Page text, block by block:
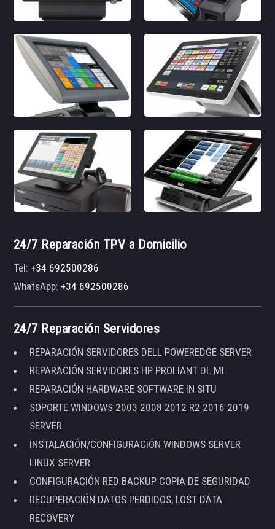
24/7 Reparación TPV a Domicilio
Tel:+34 692500286
WhatsApp:+34 692500286
24/7 Reparación Servidores
REPARACIÓN SERVIDORES DELL POWEREDGE SERVER
REPARACIÓN SERVIDORES HP PROLIANT DL ML
REPARACIÓN HARDWARE SOFTWARE IN SITU
SOPORTE WINDOWS 2003 2008 2012 R2 2016 2019
SERVER
INSTALACIÓN/CONFIGURACIÓN WINDOWS SERVER
LINUX SERVER
CONFIGURACIÓN RED BACKUP COPIA DE SEGURIDAD
RECUPERACIÓN DATOS PERDIDOS, LOST DATA
RECOVERY